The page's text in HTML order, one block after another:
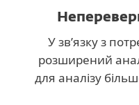
У зв’язку з
розширений
для аналізу